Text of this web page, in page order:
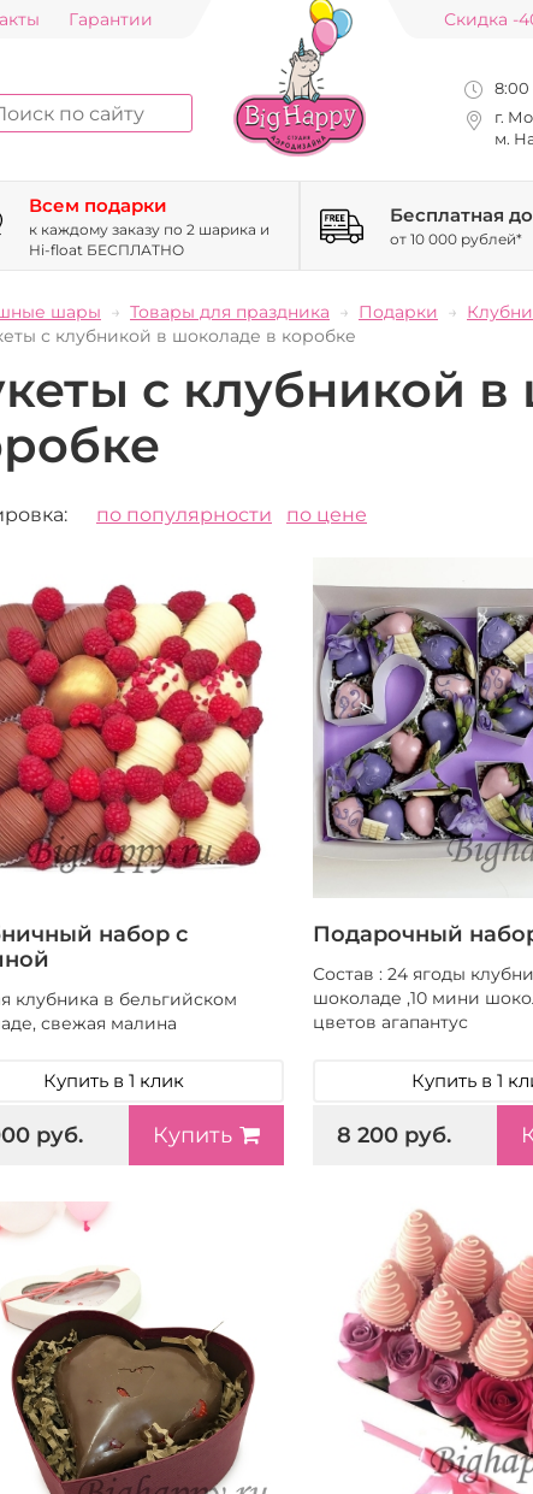
Гарантии Скидка -
8:00
г.
м.
Всем подарки
к каждому заказу по 2 шарика и
Hi-float БЕСПЛАТНО
Бесплатная
от 10 000 рублей*
шары Товары для праздника Подарки
с клубникой в шоколаде в коробке
с клубникой
по популярности по цене
набор с
клубника в бельгийском
свежая малина
Купить в 1 клик
руб. Купить
Подарочный
Состав : 24 ягоды
шоколаде ,10 мини
цветов агапантус
Купить в 1
8 200 руб.